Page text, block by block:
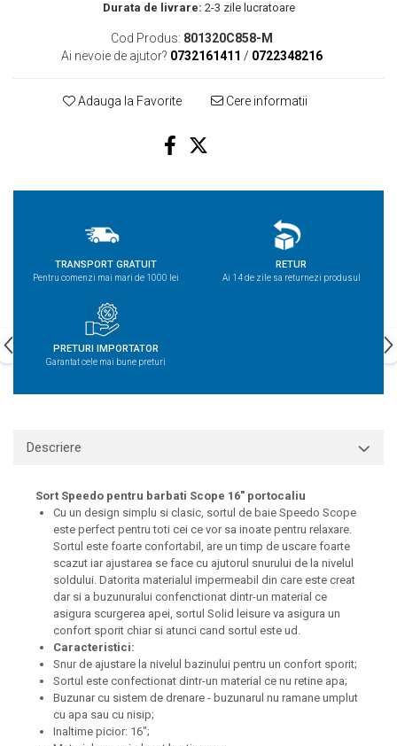
Durata de livrare: 2-3 zile lucratoare
Cod Produs: 801320C858-M
Ai nevoie de ajutor? 0732161411 / 0722348216
Adauga la Favorite Cere informatii
TRANSPORT GRATUIT
Pentru comenzi mai mari de 1000 lei
RETUR
Ai 14 de zile sa returnezi produsul
PRETURI IMPORTATOR
Garantat cele mai bune preturi
Descriere
Sort Speedo pentru barbati Scope 16" portocaliu
Cu un design simplu si clasic, sortul de baie Speedo Scope
este perfect pentru toti cei ce vor sa inoate pentru relaxare.
Sortul este foarte confortabil, are un timp de uscare foarte
scazut iar ajustarea se face cu ajutorul snurului de la nivelul
soldului. Datorita materialul impermeabil din care este creat
dar si a buzunuralui confenctionat dintr-un material ce
asigura scurgerea apei, sortul Solid leisure va asigura un
confort sporit chiar si atunci cand sortul este ud.
Caracteristici:
Snur de ajustare la nivelul bazinului pentru un confort sporit;
Sortul este confectionat dintr-un material ce nu retine apa;
Buzunar cu sistem de drenare - buzunarul nu ramane umplut
cu apa sau cu nisip;
Inaltime picior: 16";